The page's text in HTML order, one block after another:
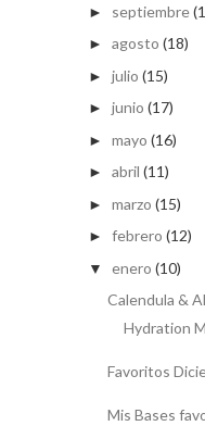
► septiembre
► agosto (18)
► julio (15)
► junio (17)
► mayo (16)
► abril (11)
► marzo (15)
► febrero (12)
▼ enero (10)
Calendula &
Hydration
Favoritos
Mis Bases